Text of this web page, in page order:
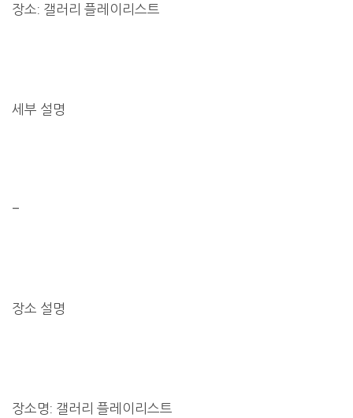
장소: 갤러리 플레이리스트
세부 설명
–
장소 설명
장소명: 갤러리 플레이리스트